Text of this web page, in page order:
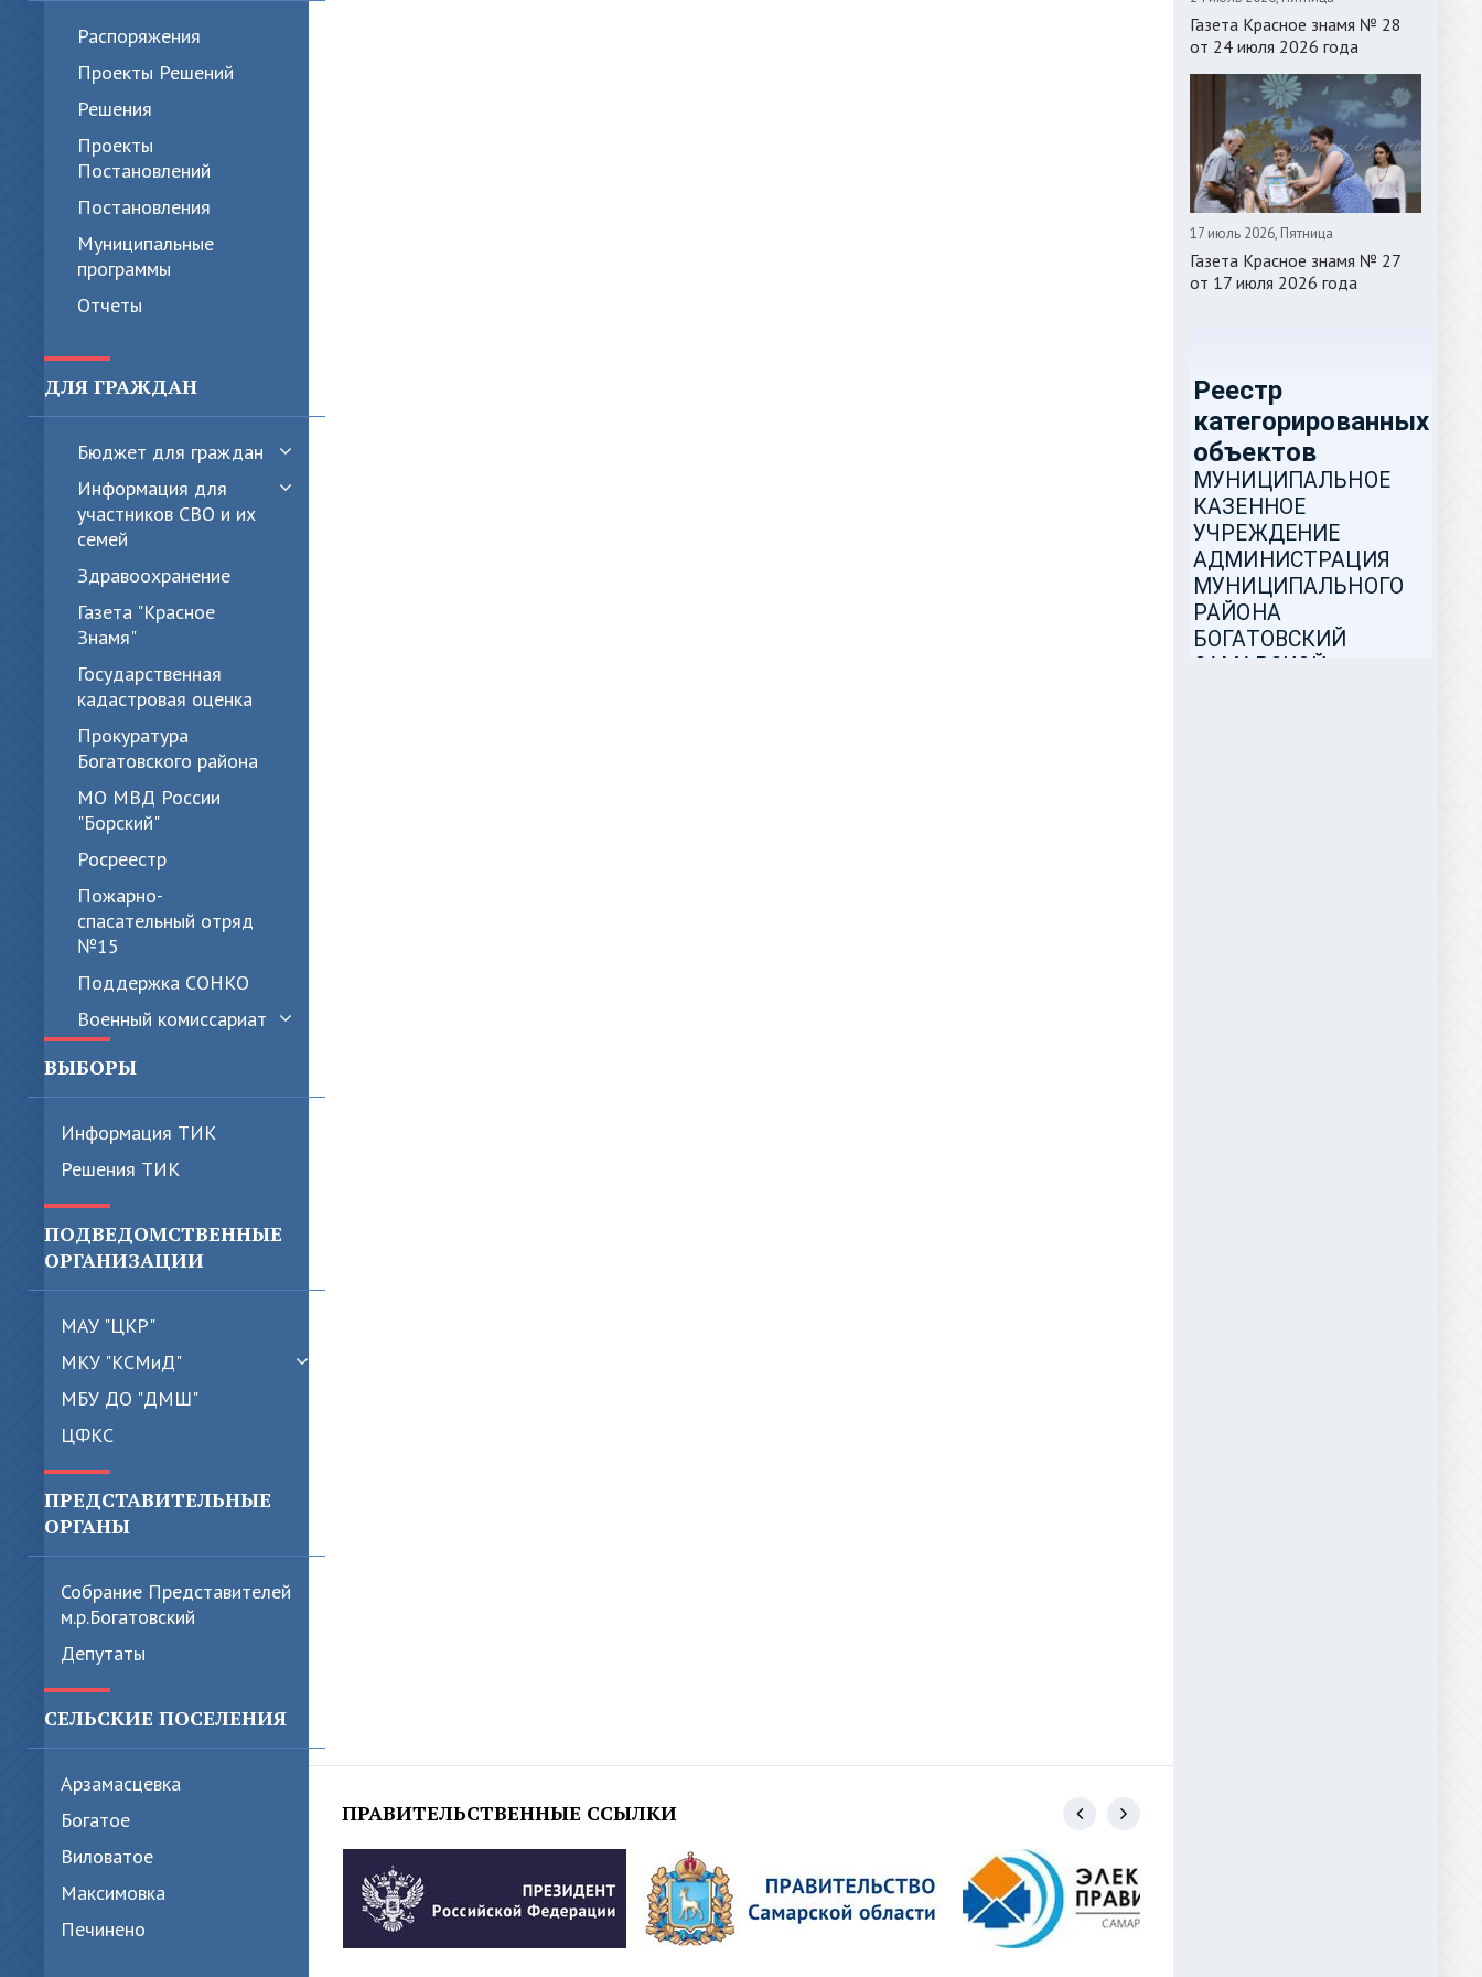
Распоряжения
Проекты Решений
Решения
Проекты
Постановлений
Постановления
Муниципальные
программы
Отчеты
ДЛЯ ГРАЖДАН
Бюджет для граждан
Информация для
участников СВО и их
семей
Здравоохранение
Газета "Красное
Знамя"
Государственная
кадастровая оценка
Прокуратура
Богатовского района
МО МВД России
"Борский"
Росреестр
Пожарно-
спасательный отряд
№15
Поддержка СОНКО
Военный комиссариат
ВЫБОРЫ
Информация ТИК
Решения ТИК
ПОДВЕДОМСТВЕННЫЕ
ОРГАНИЗАЦИИ
МАУ "ЦКР"
МКУ "КСМиД"
МБУ ДО "ДМШ"
ЦФКС
ПРЕДСТАВИТЕЛЬНЫЕ
ОРГАНЫ
Собрание Представителей
м.р.Богатовский
Депутаты
СЕЛЬСКИЕ ПОСЕЛЕНИЯ
Арзамасцевка
Богатое
Виловатое
Максимовка
Печинено
ПРАВИТЕЛЬСТВЕННЫЕ ССЫЛКИ
Газета Красное знамя № 28
от 24 июля 2026 года
17 июль 2026, Пятница
Газета Красное знамя № 27
от 17 июля 2026 года